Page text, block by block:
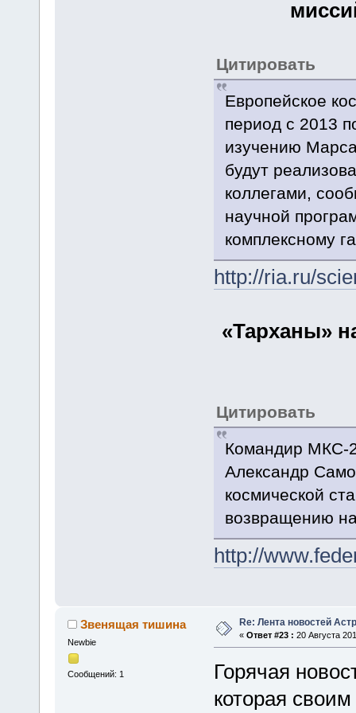
Цитировать
Европейское
период с 2013
изучению
будут
коллегами,
научной
комплексному
http://ria.ru/
«Тарханы»
Цитировать
Командир МКС-
Александр
космической
возвращению
http://
Звенящая тишина
Newbie
Сообщений: 1
Re: Лента новостей
« Ответ #23 : 20 Августа
Горячая
которая